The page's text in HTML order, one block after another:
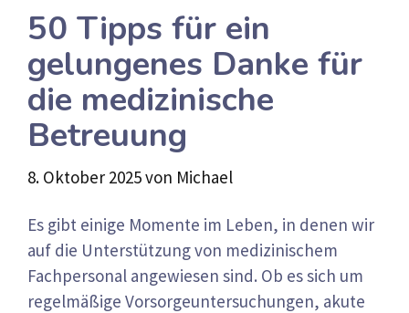
50 Tipps für ein
gelungenes Danke für
die medizinische
Betreuung
8. Oktober 2025von Michael
Es gibt einige Momente im Leben, in denen wir
auf die Unterstützung von medizinischem
Fachpersonal angewiesen sind. Ob es sich um
regelmäßige Vorsorgeuntersuchungen, akute